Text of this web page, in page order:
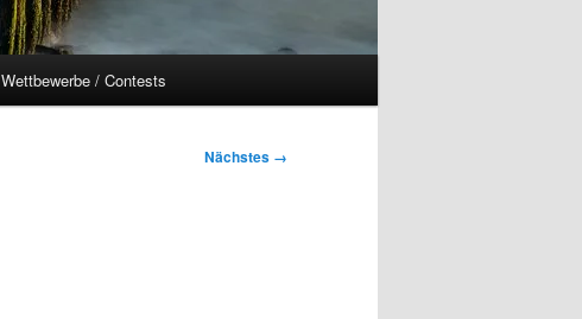
Wettbewerbe / Contests
Nächstes →